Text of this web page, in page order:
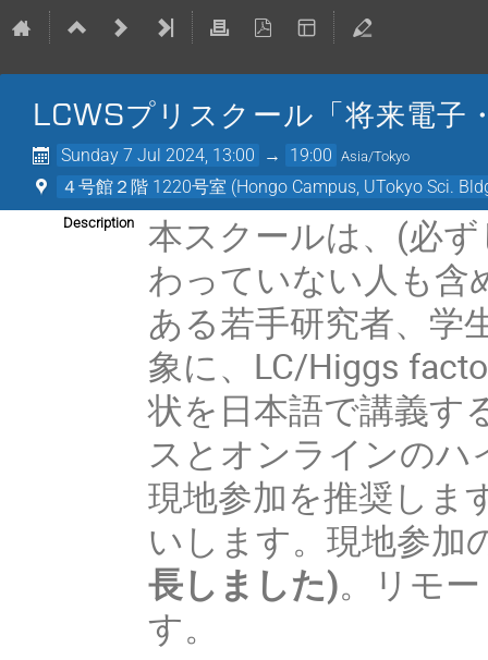
LCWSプリスクール「将来電子
Sunday 7 Jul 2024, 13:00 → 19:00 Asia/Tokyo
４号館２階 1220号室 (Hongo Campus, UTokyo Sci.
Description
本スクールは、(必
わっていない人も含
ある若手研究者、学
象に、LC/Higgs
状を日本語で講義す
スとオンラインのハ
現地参加を推奨しま
いします。現地参加
長しました)。リモ
す。